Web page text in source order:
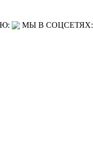
МЫ В СОЦСЕТЯХ: